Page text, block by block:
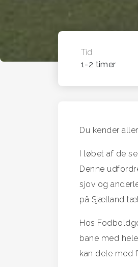
Tid
1-2 timer
Du kender
I løbet af de
Denne
sjov og
på Sjælland
Hos
bane med
kan dele med